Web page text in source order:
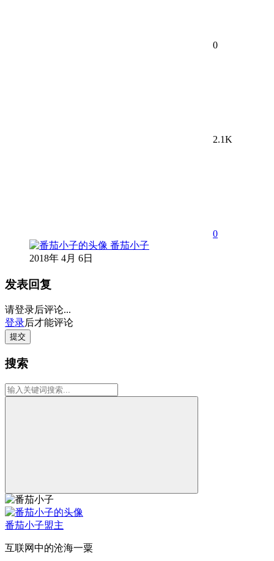
0
2.1K
0
番茄小子
2018年 4月 6日
发表回复
请登录后评论...
登录后才能评论
提交
搜索
番茄小子盟主
互联网中的沧海一粟